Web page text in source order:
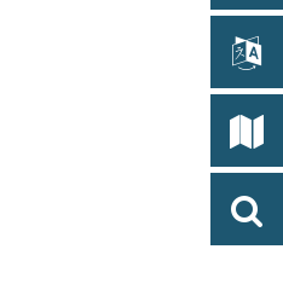
Bleeck
19